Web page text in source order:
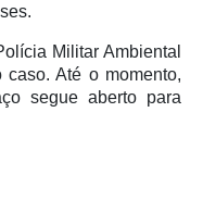
Militar Ambiental
Até o momento,
segue aberto para